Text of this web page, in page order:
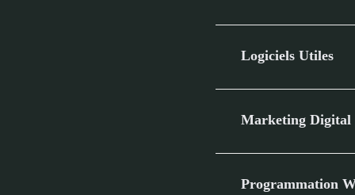
Logiciels Utiles
Marketing Digital
Programmation